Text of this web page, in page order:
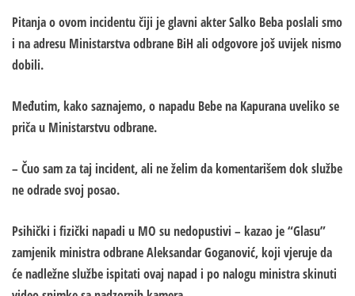
Pitanja o ovom incidentu čiji je glavni akter Salko Beba poslali smo
i na adresu Ministarstva odbrane BiH ali odgovore još uvijek nismo
dobili.
Međutim, kako saznajemo, o napadu Bebe na Kapurana uveliko se
priča u Ministarstvu odbrane.
– Čuo sam za taj incident, ali ne želim da komentarišem dok službe
ne odrade svoj posao.
Psihički i fizički napadi u MO su nedopustivi – kazao je “Glasu”
zamjenik ministra odbrane Aleksandar Goganović, koji vjeruje da
će nadležne službe ispitati ovaj napad i po nalogu ministra skinuti